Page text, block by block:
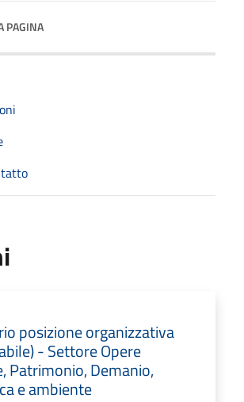
PAGINA
posizione organizzativa
- Settore Opere
Patrimonio, Demanio,
e ambiente